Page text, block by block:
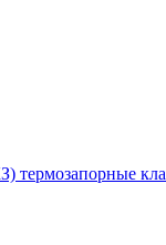
термозапорные